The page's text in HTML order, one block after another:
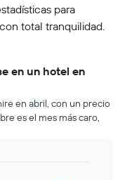
para
total tranquilidad.
en un hotel en
en abril, con un precio
es el mes más caro,